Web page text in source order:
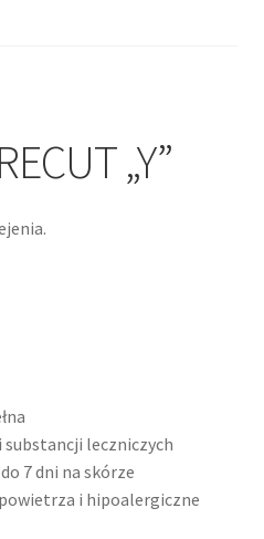
„Y”
leczniczych
7 dni na skórze
i hipoalergiczne